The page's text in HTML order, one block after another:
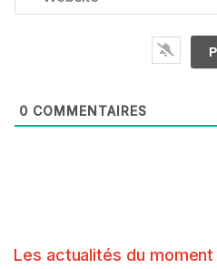
0 COMMENTAIRES
Les actualités du moment